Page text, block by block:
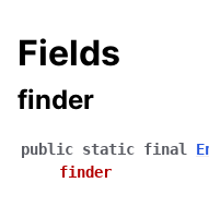
Fields
finder
public static final
finder